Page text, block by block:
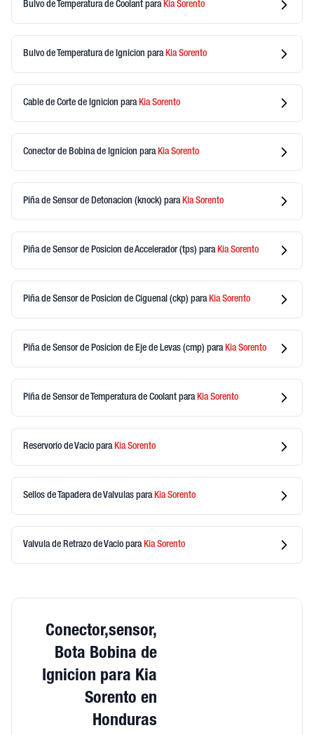
Bulvo de Temperatura de Coolant para KiaSorento
Bulvo de Temperatura de Ignicion para KiaSorento
Cable de Corte de Ignicion para KiaSorento
Conector de Bobina de Ignicion para KiaSorento
Piña de Sensor de Detonacion (knock) para KiaSorento
Piña de Sensor de Posicion de Accelerador (tps) para KiaSorento
Piña de Sensor de Posicion de Ciguenal (ckp) para KiaSorento
Piña de Sensor de Posicion de Eje de Levas (cmp) para KiaSorento
Piña de Sensor de Temperatura de Coolant para KiaSorento
Reservorio de Vacio para KiaSorento
Sellos de Tapadera de Valvulas para KiaSorento
Valvula de Retrazo de Vacio para KiaSorento
Conector,sensor,
Bota Bobina de
Ignicion para Kia
Sorento en
Honduras